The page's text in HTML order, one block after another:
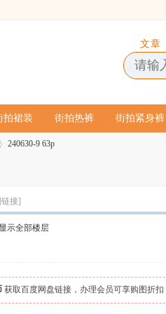
文章
拍裙装 街拍热裤 街拍紧身裤
240630-9 63p
接]
显示全部楼层
获取百度网盘链接，办理会员可享购图折